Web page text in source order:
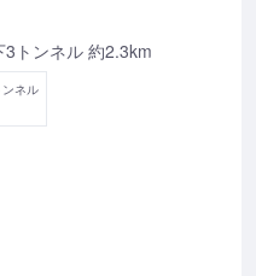
3トンネル 約2.3km
ネル